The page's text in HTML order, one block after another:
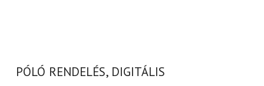
PÓLÓ RENDELÉS, DIGITÁLIS